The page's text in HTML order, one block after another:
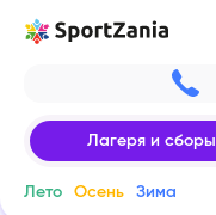
Лагеря и сборы
Лето Осень Зима